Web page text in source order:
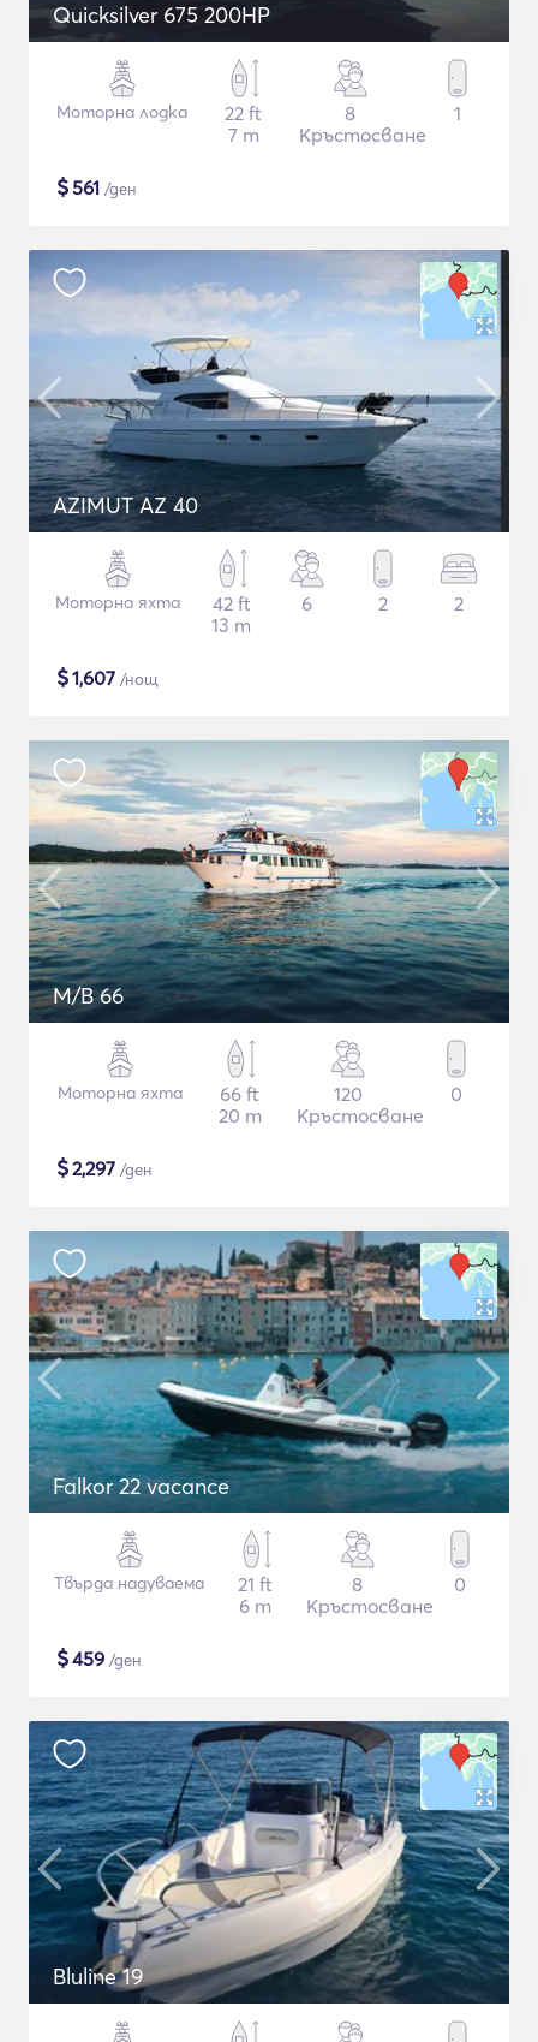
Quicksilver 675 200HP
Моторна лодка
22 ft
7 m
8
Кръстосване
1
$561 /ден
AZIMUT AZ 40
Моторна яхта
42 ft
13 m
6 2 2
$1,607 /нощ
M/B 66
Моторна яхта
66 ft
20 m
120
Кръстосване
0
$2,297 /ден
Falkor 22 vacance
Твърда надуваема
21 ft
6 m
8
Кръстосване
0
$459 /ден
Bluline 19